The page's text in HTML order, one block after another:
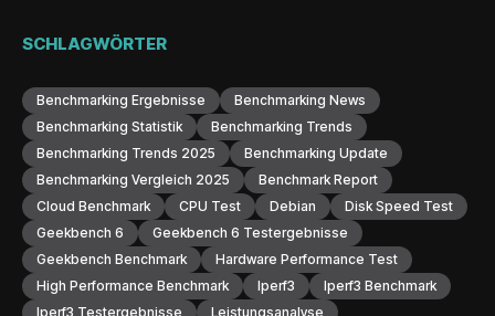
SCHLAGWÖRTER
Benchmarking Ergebnisse
Benchmarking News
Benchmarking Statistik
Benchmarking Trends
Benchmarking Trends 2025
Benchmarking Update
Benchmarking Vergleich 2025
Benchmark Report
Cloud Benchmark
CPU Test Debian
Disk Speed Test
Geekbench 6
Geekbench 6 Testergebnisse
Geekbench Benchmark
Hardware Performance Test
High Performance Benchmark
Iperf3
Iperf3 Benchmark
Iperf3 Testergebnisse
Leistungsanalyse